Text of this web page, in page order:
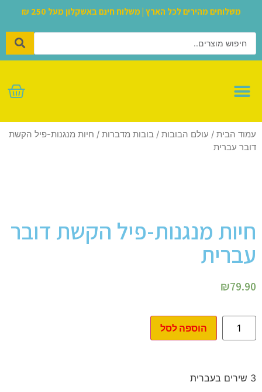
משלוחים מהירים לכל הארץ | משלוח חינם באשקלון מעל 250 ₪
עמוד הבית / עולם הבובות / בובות מדברות / חיות מנגנות-פיל הקשת
דובר עברית
חיות מנגנות-פיל הקשת דובר
עברית
₪79.90
הוספה לסל
3 שירים בעברית